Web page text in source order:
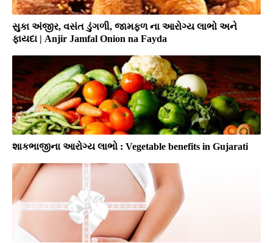
સુકા અંજીર, વસંત ડુંગળી, જામફળ ના આરોગ્ય લાભો અને
ફાયદા | Anjir Jamfal Onion na Fayda
શાકભાજીના આરોગ્ય લાભો : Vegetable benefits in Gujarati